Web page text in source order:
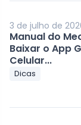
3 de julho de
Manual do
Baixar o App
Celular...
Dicas